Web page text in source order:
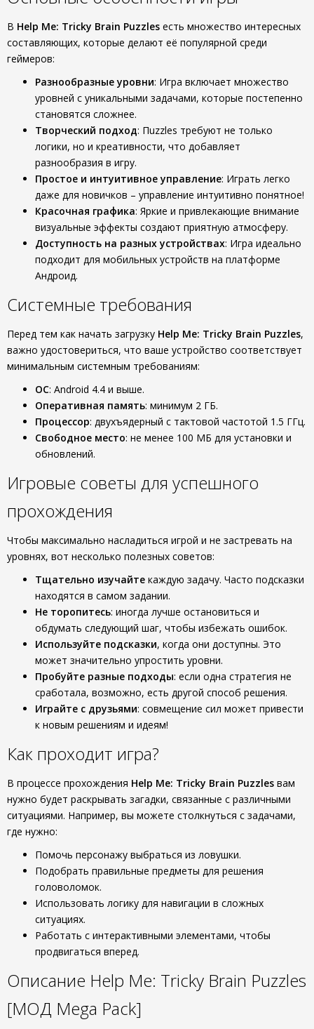
В Help Me: Tricky Brain Puzzles есть множество интересных
составляющих, которые делают её популярной среди
геймеров:
Разнообразные уровни: Игра включает множество
уровней с уникальными задачами, которые постепенно
становятся сложнее.
Творческий подход: Пuzzles требуют не только
логики, но и креативности, что добавляет
разнообразия в игру.
Простое и интуитивное управление: Играть легко
даже для новичков – управление интуитивно понятное!
Красочная графика: Яркие и привлекающие внимание
визуальные эффекты создают приятную атмосферу.
Доступность на разных устройствах: Игра идеально
подходит для мобильных устройств на платформе
Андроид.
Системные требования
Перед тем как начать загрузку Help Me: Tricky Brain Puzzles,
важно удостовериться, что ваше устройство соответствует
минимальным системным требованиям:
ОС: Android 4.4 и выше.
Оперативная память: минимум 2 ГБ.
Процессор: двухъядерный с тактовой частотой 1.5 ГГц.
Свободное место: не менее 100 МБ для установки и
обновлений.
Игровые советы для успешного
прохождения
Чтобы максимально насладиться игрой и не застревать на
уровнях, вот несколько полезных советов:
Тщательно изучайте каждую задачу. Часто подсказки
находятся в самом задании.
Не торопитесь: иногда лучше остановиться и
обдумать следующий шаг, чтобы избежать ошибок.
Используйте подсказки, когда они доступны. Это
может значительно упростить уровни.
Пробуйте разные подходы: если одна стратегия не
сработала, возможно, есть другой способ решения.
Играйте с друзьями: совмещение сил может привести
к новым решениям и идеям!
Как проходит игра?
В процессе прохождения Help Me: Tricky Brain Puzzles вам
нужно будет раскрывать загадки, связанные с различными
ситуациями. Например, вы можете столкнуться с задачами,
где нужно:
Помочь персонажу выбраться из ловушки.
Подобрать правильные предметы для решения
головоломок.
Использовать логику для навигации в сложных
ситуациях.
Работать с интерактивными элементами, чтобы
продвигаться вперед.
Описание Help Me: Tricky Brain Puzzles
[МОД Mega Pack]